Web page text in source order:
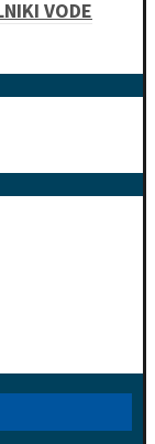
VODE